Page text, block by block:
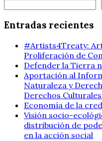
Entradas recientes
#Artists4Treaty:
Proliferación de
Defender la Tierra
Aportación al
Naturaleza y
Derechos
Economía de la
Visión socio-
distribución de
en la acción social